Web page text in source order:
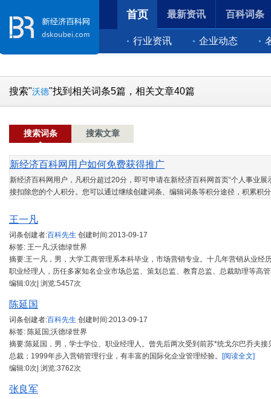
首页
行业资讯 企业动态
最新资讯 百科词条
搜索"沃德"找到相关词条5篇，相关文章40篇
搜索词条 搜索文章
新经济百科网用户如何免费获得推广
新经济百科网用户，凡积分超过20分，即可申请在新经济百科网首页“个人事业
接扣除您的个人积分。您可以通过继续创建词条、编辑词条等积分途径，积累积
王一凡
词条创建者:百科先生 创建时间:2013-09-17
标签: 王一凡;沃德绿世界
摘要:王一凡，男，大学工商管理系本科毕业，市场营销专业。十几年营销从业
职业经理人，历任多家知名企业市场总监、策划总监、教育总监、总裁助理等高
编辑:0次| 浏览:5457次
陈延国
词条创建者:百科先生 创建时间:2013-09-17
标签: 陈延国;沃德绿世界
摘要:陈延国，男，学士学位、职业经理人。曾先后两次受到前苏*统戈尔巴乔夫
总裁；1999年步入营销管理行业，有丰富的国际化企业管理经验。
[阅读全文]
编辑:0次| 浏览:3762次
张良军